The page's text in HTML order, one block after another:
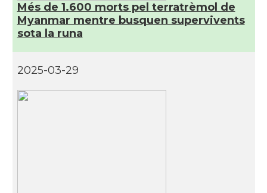
Més de 1.600 morts pel terratrèmol de
Myanmar mentre busquen supervivents
sota la runa
2025-03-29